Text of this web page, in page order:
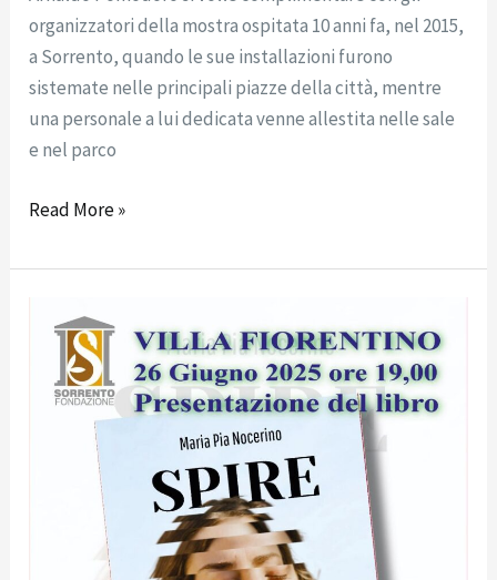
organizzatori della mostra ospitata 10 anni fa, nel 2015,
a Sorrento, quando le sue installazioni furono
sistemate nelle principali piazze della città, mentre
una personale a lui dedicata venne allestita nelle sale
e nel parco
Read More »
Villa
Fiorentino
presentazione